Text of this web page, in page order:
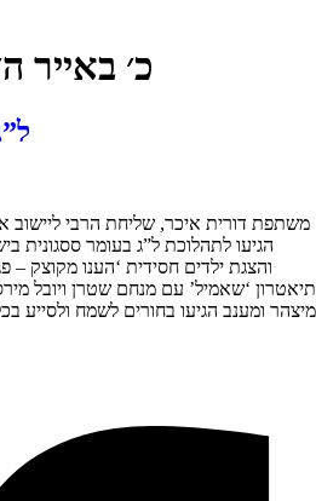
כ׳ באייר
משתפת דורית איכר, שליחת הרבי ליישוב
הגיעו לתהלוכת ל”ג בעומר ססגונית
והצגת ילדים חסידית ‘הענו מקוצק –
תיאטרון ‘שאמיל’ עם מנחם שטרן ויובל
מיצהר ומענב הגיעו בחורים לשמח ולסייע